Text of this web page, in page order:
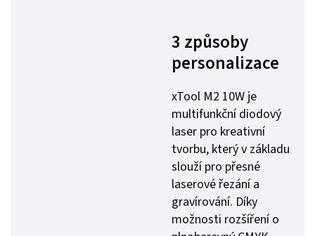
3 způsoby
personalizace
xTool M2 10W je
multifunkční diodový
laser pro kreativní
tvorbu, který v základu
slouží pro přesné
laserové řezání a
gravírování. Díky
možnosti rozšíření o